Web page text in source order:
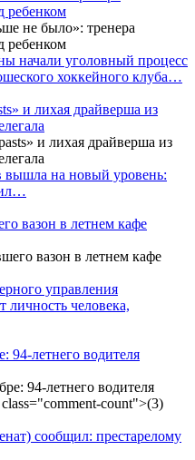
ребенком
начали уголовный процесс
хоккейного клуба…
и лихая драйверша из
вышла на новый уровень:
вазон в летнем кафе
управления
личность человека,
94-летнего водителя
сообщил: престарелому